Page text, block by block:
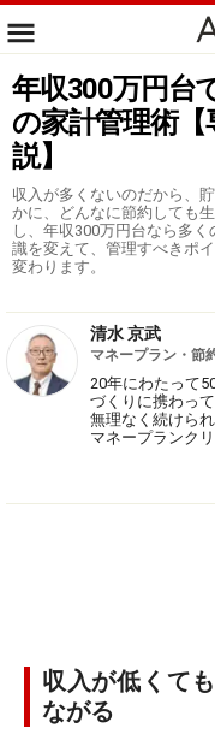
年収300万円台
の家計管理術
説】
収入が多くないのだから、
かに、どんなに節約しても
し、年収300万円台なら多
識を変えて、管理すべきポ
変わります。
清水 京武
マネープラン・節
20年にわたって
づくりに携わっ
無理なく続けら
マネープランク
収入が低くて
ながる